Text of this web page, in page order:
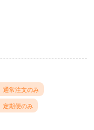
通常注文のみ
定期便のみ